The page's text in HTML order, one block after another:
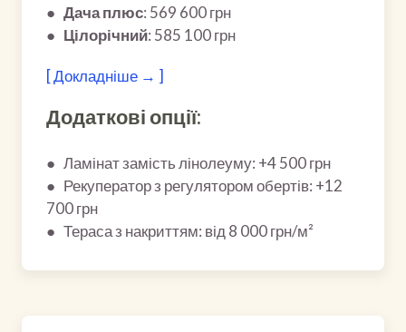
● Дачаплюс: 569 600 грн
● Цілорічний: 585 100 грн
[ Докладніше → ]
Додаткові опції:
● Ламінат замість лінолеуму: +4 500 грн
● Рекуператор з регулятором обертів: +12
700 грн
● Тераса з накриттям: від 8 000 грн/м²